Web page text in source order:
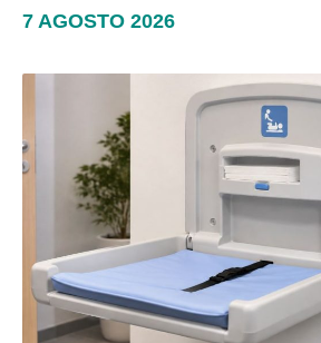
7 AGOSTO 2026